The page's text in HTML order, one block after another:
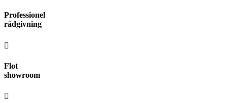
Videre
til
Professionel
rådgivning
Flot
showroom